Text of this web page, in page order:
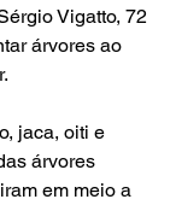
Vigatto, 72
árvores ao
jaca, oiti e
árvores
em meio a